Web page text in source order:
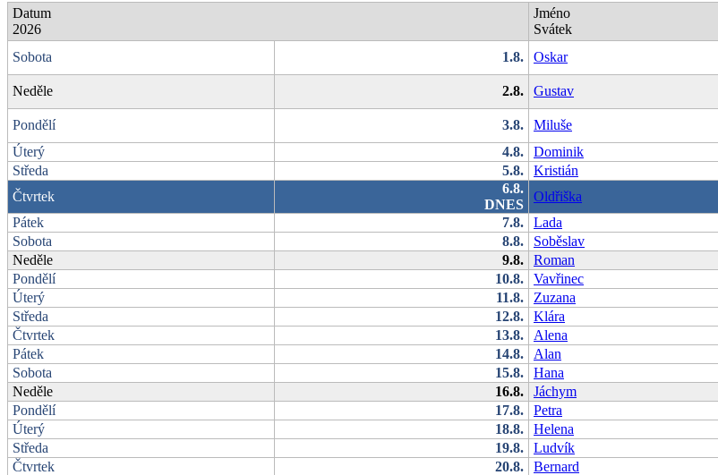
Datum
2026
Jméno
Svátek
Sobota 1.8. Oskar
Neděle 2.8. Gustav
Pondělí 3.8. Miluše
Úterý
4.8. Dominik
Středa
5.8. Kristián
Čtvrtek
6.8.
DNES
Oldřiška
Pátek
7.8. Lada
Sobota
8.8. Soběslav
Neděle
9.8. Roman
Pondělí
10.8. Vavřinec
Úterý
11.8. Zuzana
Středa
12.8. Klára
Čtvrtek
13.8. Alena
Pátek
14.8. Alan
Sobota
15.8. Hana
Neděle
16.8. Jáchym
Pondělí
17.8. Petra
Úterý
18.8. Helena
Středa
19.8. Ludvík
Čtvrtek
20.8. Bernard